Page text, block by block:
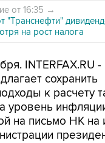
от 16:35 →
"Транснефти"
на рост налога
INTERFAX.RU
сохранить
к расчету
уровень
на письмо НК на